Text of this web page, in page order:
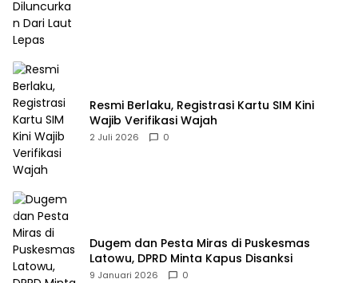
Resmi Berlaku, Registrasi Kartu SIM Kini
Wajib Verifikasi Wajah
2 Juli 2026 0
Dugem dan Pesta Miras di Puskesmas
Latowu, DPRD Minta Kapus Disanksi
9 Januari 2026 0